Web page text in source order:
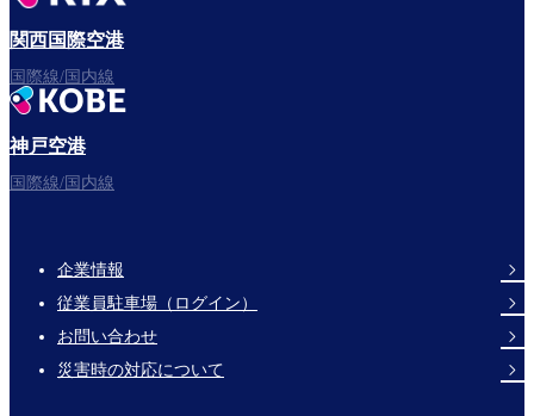
フライトをお楽しみください。
関西国際空港
国際線/国内線
神戸空港
国際線/国内線
Footer
Links
企業情報
従業員駐車場（ログイン）
お問い合わせ
災害時の対応について